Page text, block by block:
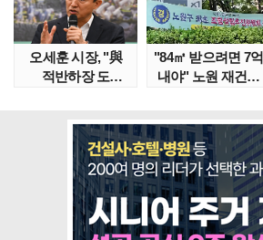
오세훈 시장, "與
적반하장 도
"84㎡ 받으려면 7억
내야" 노원 재건축